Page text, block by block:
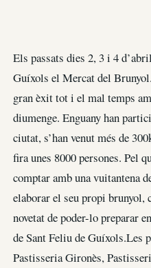
Els passats dies 2, 3 i 4
Guíxols el Mercat del
gran èxit tot i el mal temps
diumenge. Enguany han
ciutat, s’han venut més de
fira unes 8000 persones. Pel
comptar amb una vuitantena
elaborar el seu propi brunyol,
novetat de poder-lo preparar
de Sant Feliu de Guíxols.Les
Pastisseria Gironès,